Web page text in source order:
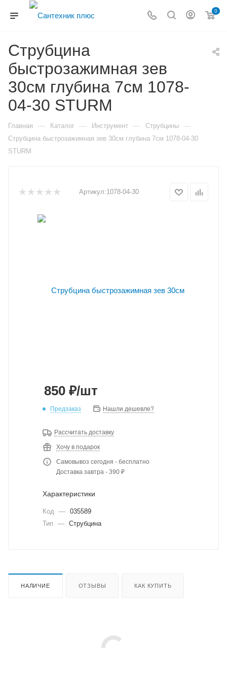
0
Струбцина
быстрозажимная зев
30см глубина 7см 1078-
04-30 STURM
Главная — Каталог — Инструмент — Струбцины —
Струбцина быстрозажимная зев 30см глубина 7см 1078-04-30
STURM
Артикул:1078-04-30
850 ₽/шт
Предзаказ Нашли дешевле?
Рассчитать доставку
Хочу в подарок
Самовывоз сегодня - бесплатно
Доставка завтра - 390 ₽
Характеристики
Код — 035589
Тип
— Струбцина
НАЛИЧИЕ ОТЗЫВЫ КАК КУПИТЬ